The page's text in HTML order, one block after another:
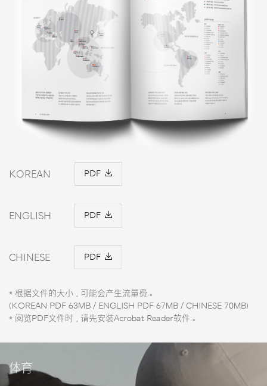
KOREAN PDF
ENGLISH PDF
CHINESE PDF
* 根据文件的大小，可能会产生流量费。
(KOREAN PDF 63MB / ENGLISH PDF 67MB / CHINESE 70MB)
* 阅览PDF文件时，请先安装Acrobat Reader软件。
体育